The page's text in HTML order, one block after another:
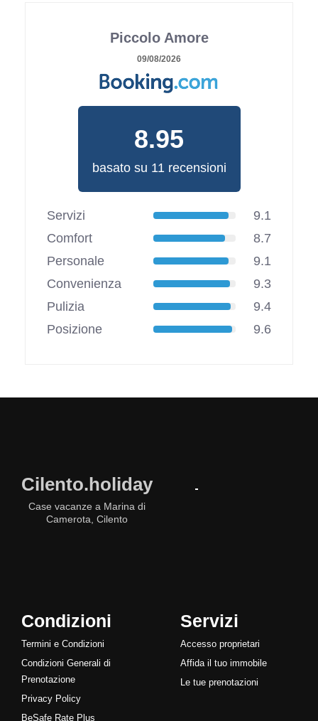
Piccolo Amore
09/08/2026
8.95
basato su 11 recensioni
Servizi
9.1
Comfort
8.7
Personale
9.1
Convenienza
9.3
Pulizia
9.4
Posizione
9.6
Cilento.holiday
Case vacanze a Marina di
Camerota, Cilento
Condizioni
Termini e Condizioni
Condizioni Generali di
Prenotazione
Privacy Policy
BeSafe Rate Plus
Servizi
Accesso proprietari
Affida il tuo immobile
Le tue prenotazioni